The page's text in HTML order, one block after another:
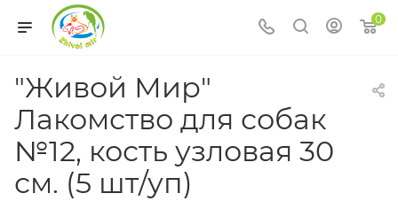
0
"Живой Мир"
Лакомство для собак
№12, кость узловая 30
см. (5 шт/уп)